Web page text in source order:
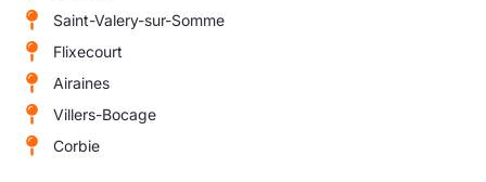
Saint-Valery-sur-Somme
Flixecourt
Airaines
Villers-Bocage
Corbie